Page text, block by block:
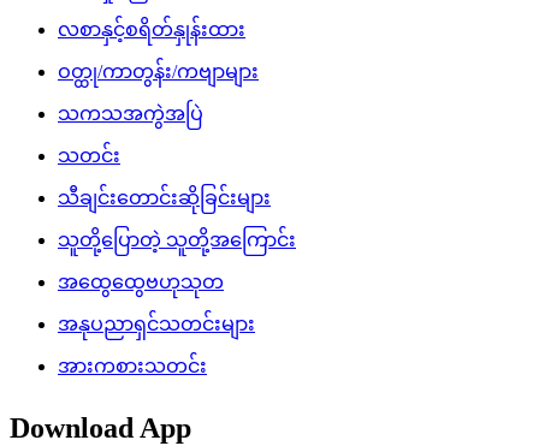
လစာနှင့်စရိတ်နှုန်းထား
ဝတ္ထု/ကာတွန်း/ကဗျာများ
သကသအကွဲအပြဲ
သတင်း
သီချင်းတောင်းဆိုခြင်းများ
သူတို့ပြောတဲ့ သူတို့အကြောင်း
အထွေထွေဗဟုသုတ
အနုပညာရှင်သတင်းများ
အားကစားသတင်း
Download App